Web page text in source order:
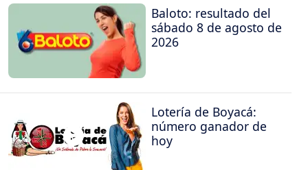
Baloto: resultado del
sábado 8 de agosto de
2026
Lotería de Boyacá:
número ganador de
hoy